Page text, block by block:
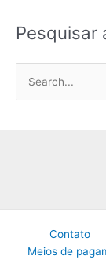
Pesquisar
Contato
Meios de